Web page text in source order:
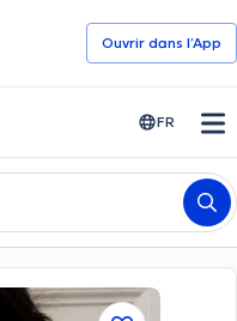
Ouvrir dans l’App
FR